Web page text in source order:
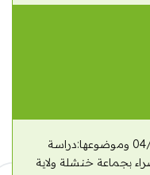
الإعلان الثاني عن الإستشارة رقم 04/2022 وموضوعها:دراسة
بجماعة خنشلة ولاية